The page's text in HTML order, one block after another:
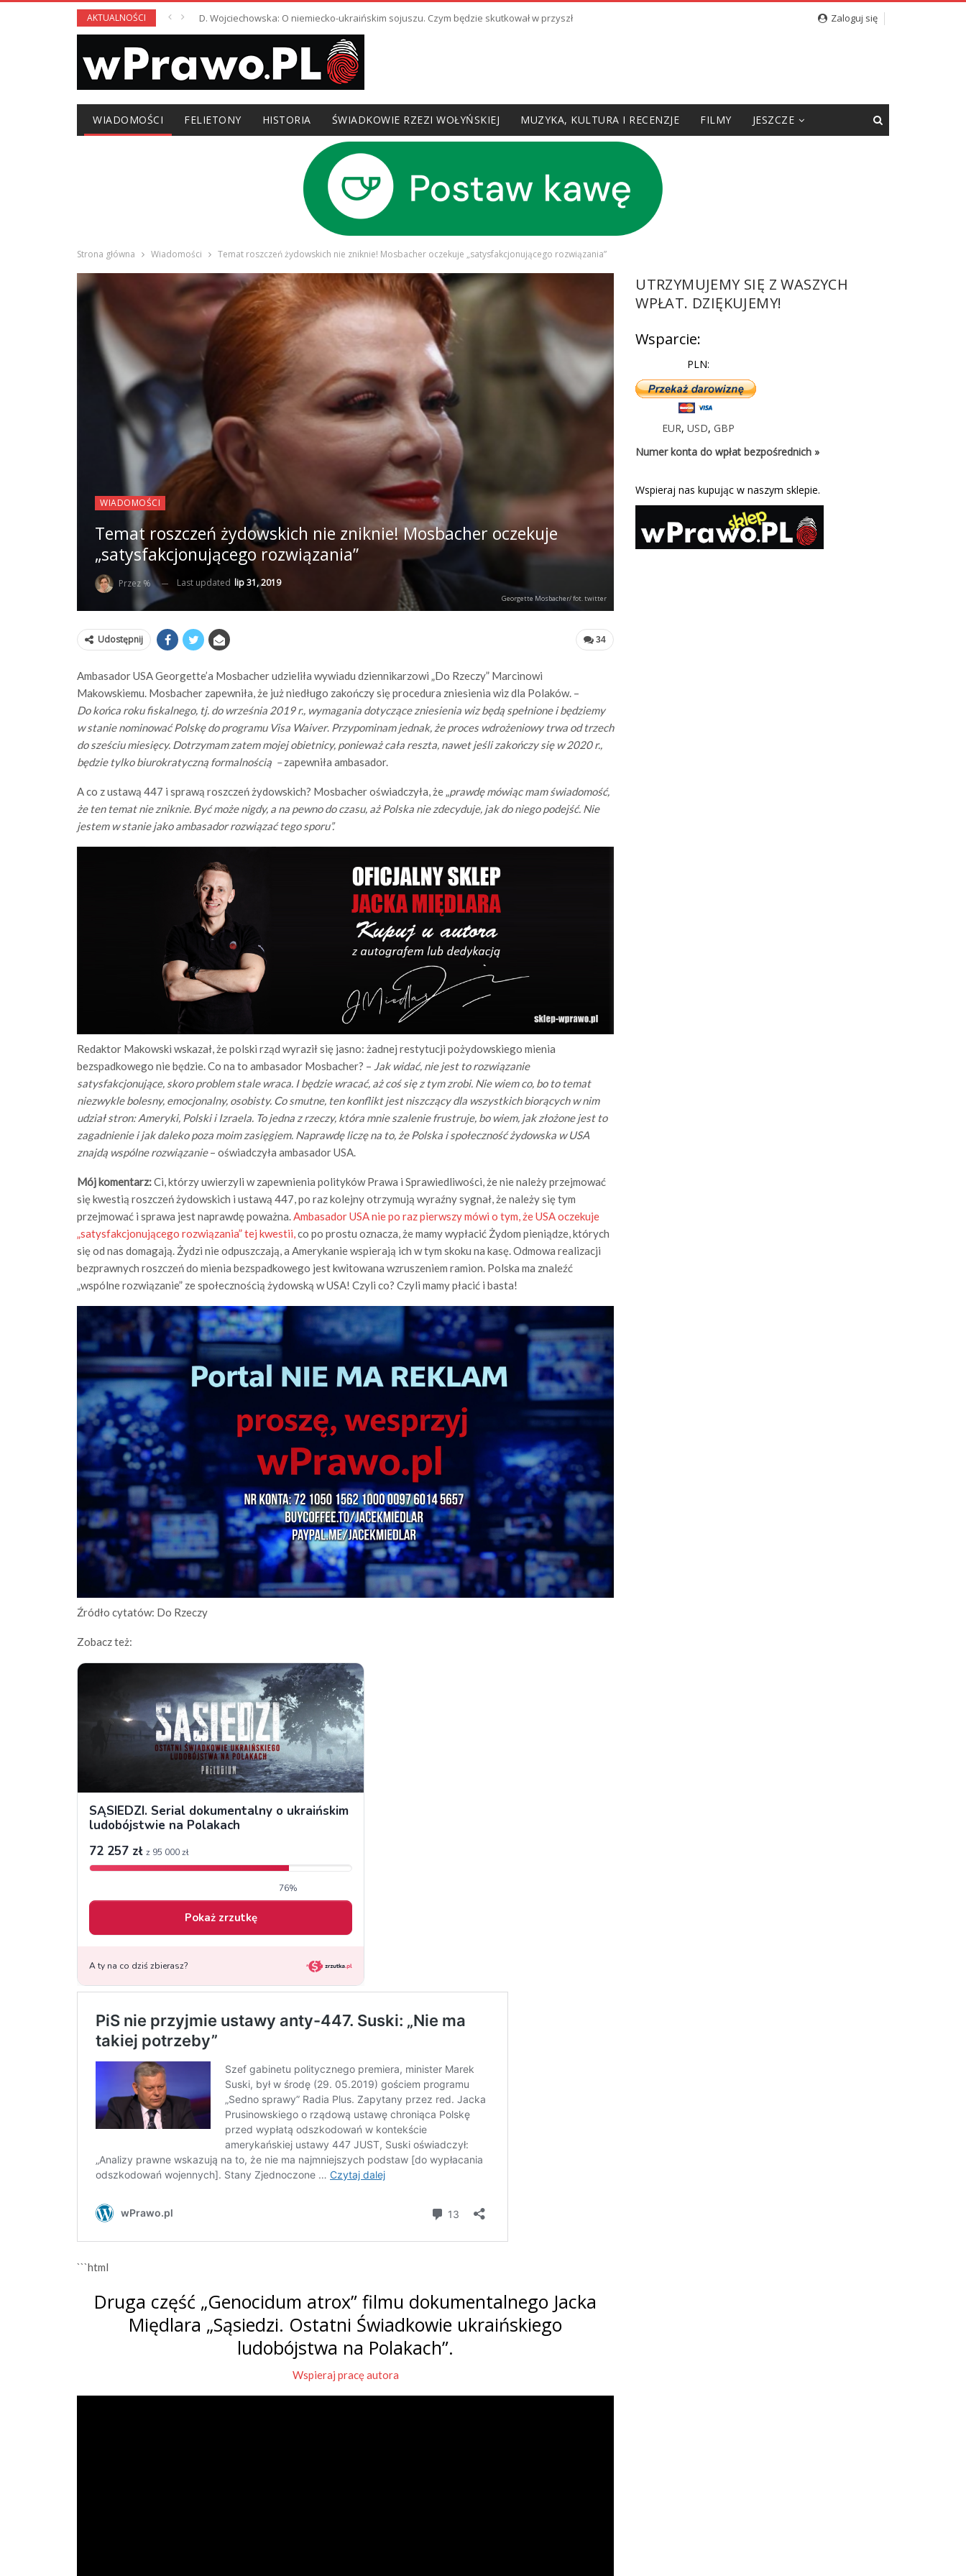
AKTUALNOŚCI D. Wojciechowska: O niemiecko-ukraińskim sojuszu. Czym będzie skutkował w przyszłości? Zaloguj się
WIADOMOŚCI FELIETONY HISTORIA ŚWIADKOWIE RZEZI WOŁYŃSKIEJ MUZYKA, KULTURA I RECENZJE FILMY JESZCZE
Strona główna Wiadomości Temat roszczeń żydowskich nie zniknie! Mosbacher oczekuje „satysfakcjonującego rozwiązania”
WIADOMOŚCI
Temat roszczeń żydowskich nie zniknie! Mosbacher oczekuje
„satysfakcjonującego rozwiązania”
Przez % Last updated lip 31, 2019
Georgette Mosbacher/ fot. twitter
34
Udostępnij
Ambasador USA Georgette’a Mosbacher udzieliła wywiadu dziennikarzowi „Do Rzeczy” Marcinowi
Makowskiemu. Mosbacher zapewniła, że już niedługo zakończy się procedura zniesienia wiz dla Polaków. –
Do końca roku fiskalnego, tj. do września 2019 r., wymagania dotyczące zniesienia wiz będą spełnione i będziemy
w stanie nominować Polskę do programu Visa Waiver. Przypominam jednak, że proces wdrożeniowy trwa od trzech
do sześciu miesięcy. Dotrzymam zatem mojej obietnicy, ponieważ cała reszta, nawet jeśli zakończy się w 2020 r.,
będzie tylko biurokratyczną formalnością –zapewniła ambasador.
A co z ustawą 447 i sprawą roszczeń żydowskich? Mosbacher oświadczyła, że „prawdę mówiąc mam świadomość,
że ten temat nie zniknie. Być może nigdy, a na pewno do czasu, aż Polska nie zdecyduje, jak do niego podejść. Nie
jestem w stanie jako ambasador rozwiązać tego sporu”.
Redaktor Makowski wskazał, że polski rząd wyraził się jasno: żadnej restytucji pożydowskiego mienia
bezspadkowego nie będzie. Co na to ambasador Mosbacher? – Jak widać, nie jest to rozwiązanie
satysfakcjonujące, skoro problem stale wraca. I będzie wracać, aż coś się z tym zrobi. Nie wiem co, bo to temat
niezwykle bolesny, emocjonalny, osobisty. Co smutne, ten konflikt jest niszczący dla wszystkich biorących w nim
udział stron: Ameryki, Polski i Izraela. To jedna z rzeczy, która mnie szalenie frustruje, bo wiem, jak złożone jest to
zagadnienie i jak daleko poza moim zasięgiem. Naprawdę liczę na to, że Polska i społeczność żydowska w USA
znajdą wspólne rozwiązanie– oświadczyła ambasador USA.
Mój komentarz:Ci, którzy uwierzyli w zapewnienia polityków Prawa i Sprawiedliwości, że nie należy przejmować
się kwestią roszczeń żydowskich i ustawą 447, po raz kolejny otrzymują wyraźny sygnał, że należy się tym
przejmować i sprawa jest naprawdę poważna.Ambasador USA nie po raz pierwszy mówi o tym, że USA oczekuje
„satysfakcjonującego rozwiązania” tej kwestii,co po prostu oznacza, że mamy wypłacić Żydom pieniądze, których
się od nas domagają. Żydzi nie odpuszczają, a Amerykanie wspierają ich w tym skoku na kasę. Odmowa realizacji
bezprawnych roszczeń do mienia bezspadkowego jest kwitowana wzruszeniem ramion. Polska ma znaleźć
„wspólne rozwiązanie” ze społecznością żydowską w USA! Czyli co? Czyli mamy płacić i basta!
Źródło cytatów: Do Rzeczy
Zobacz też:
```html
Druga część „Genocidum atrox” filmu dokumentalnego Jacka
Międlara „Sąsiedzi. Ostatni Świadkowie ukraińskiego
ludobójstwa na Polakach”.
Wspieraj pracę autora
UTRZYMUJEMY SIĘ Z WASZYCH
WPŁAT. DZIĘKUJEMY!
Wsparcie:
PLN:
EUR,USD,GBP
Numer konta do wpłat bezpośrednich »
Wspieraj nas kupując w naszym sklepie.